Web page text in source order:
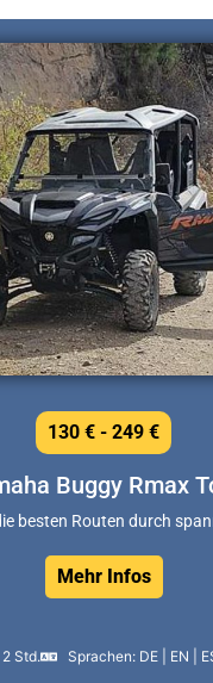
Buggy Rmax
besten Routen durch
Mehr Infos
130 € - 249 €
Std. Sprachen: DE | EN |